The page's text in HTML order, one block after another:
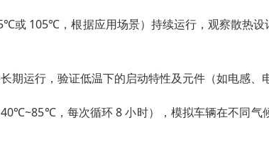
或 105℃，根据应用场景）持续运行，观察散热设
运行，验证低温下的启动特性及元件（如电感、
，每次循环 8 小时），模拟车辆在不同气